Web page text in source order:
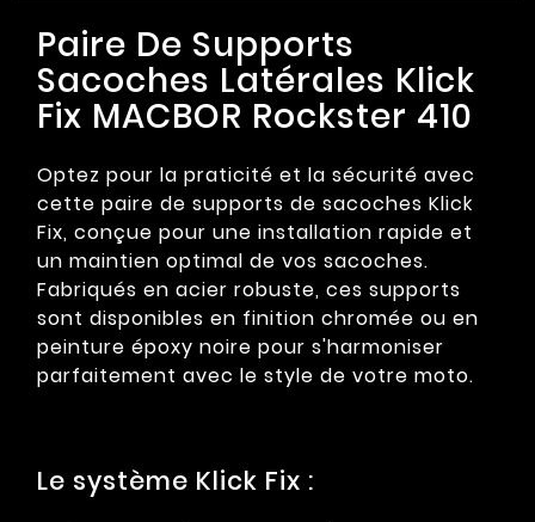
Paire De Supports
Sacoches Latérales Klick
Fix MACBOR Rockster 410
Optez pour la praticité et la sécurité avec
cette paire de supports de sacoches Klick
Fix, conçue pour une installation rapide et
un maintien optimal de vos sacoches.
Fabriqués en acier robuste, ces supports
sont disponibles en finition chromée ou en
peinture époxy noire pour s'harmoniser
parfaitement avec le style de votre moto.
Le système Klick Fix :